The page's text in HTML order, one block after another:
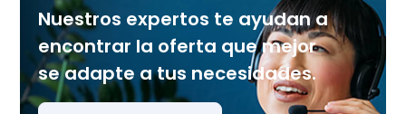
Nuestros expertos te ayudan a
encontrar la oferta que mejor
se adapte a tus necesidades.